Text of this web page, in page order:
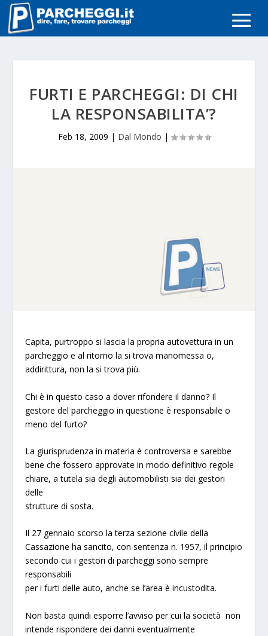
FURTI E PARCHEGGI: DI CHI
LA RESPONSABILITA’?
Feb 18, 2009 | Dal Mondo |
Capita, purtroppo si lascia la propria autovettura in un
parcheggio e al ritorno la si trova manomessa o,
addirittura, non la si trova più.
Chi è in questo caso a dover rifondere il danno? Il
gestore del parcheggio in questione è responsabile o
meno del furto?
La giurisprudenza in materia è controversa e sarebbe
bene che fossero approvate in modo definitivo regole
chiare, a tutela sia degli automobilisti sia dei gestori
delle
strutture di sosta.
Il 27 gennaio scorso la terza sezione civile della
Cassazione ha sancito, con sentenza n. 1957, il principio
secondo cui i gestori di parcheggi sono sempre
responsabili
per i furti delle auto, anche se l’area è incustodita.
Non basta quindi esporre l’avviso per cui la società non
intende rispondere dei danni eventualmente